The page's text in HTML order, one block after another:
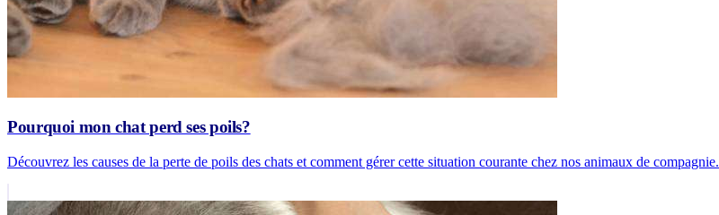
Pourquoi mon chat perd ses poils?
Découvrez les causes de la perte de poils des chats et comment gérer cette situation courante chez nos animaux de compagnie.